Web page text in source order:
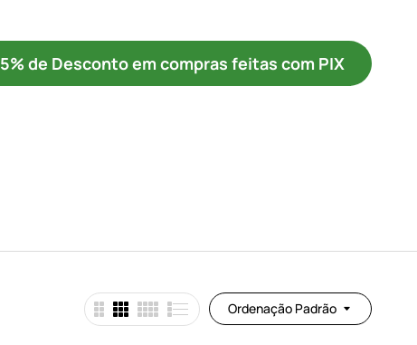
5% de Descontoem compras feitas com PIX
Ordenação Padrão